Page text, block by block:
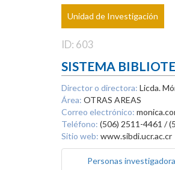
Proyecto
Unidad de Investigación
ID: 603
SISTEMA
Director o directora: Licda.
Área: OTRAS AREAS
Correo electrónico:
Teléfono: (506) 2511-4461 /
Sitio web: www.sibdi.ucr.ac.cr
Personas